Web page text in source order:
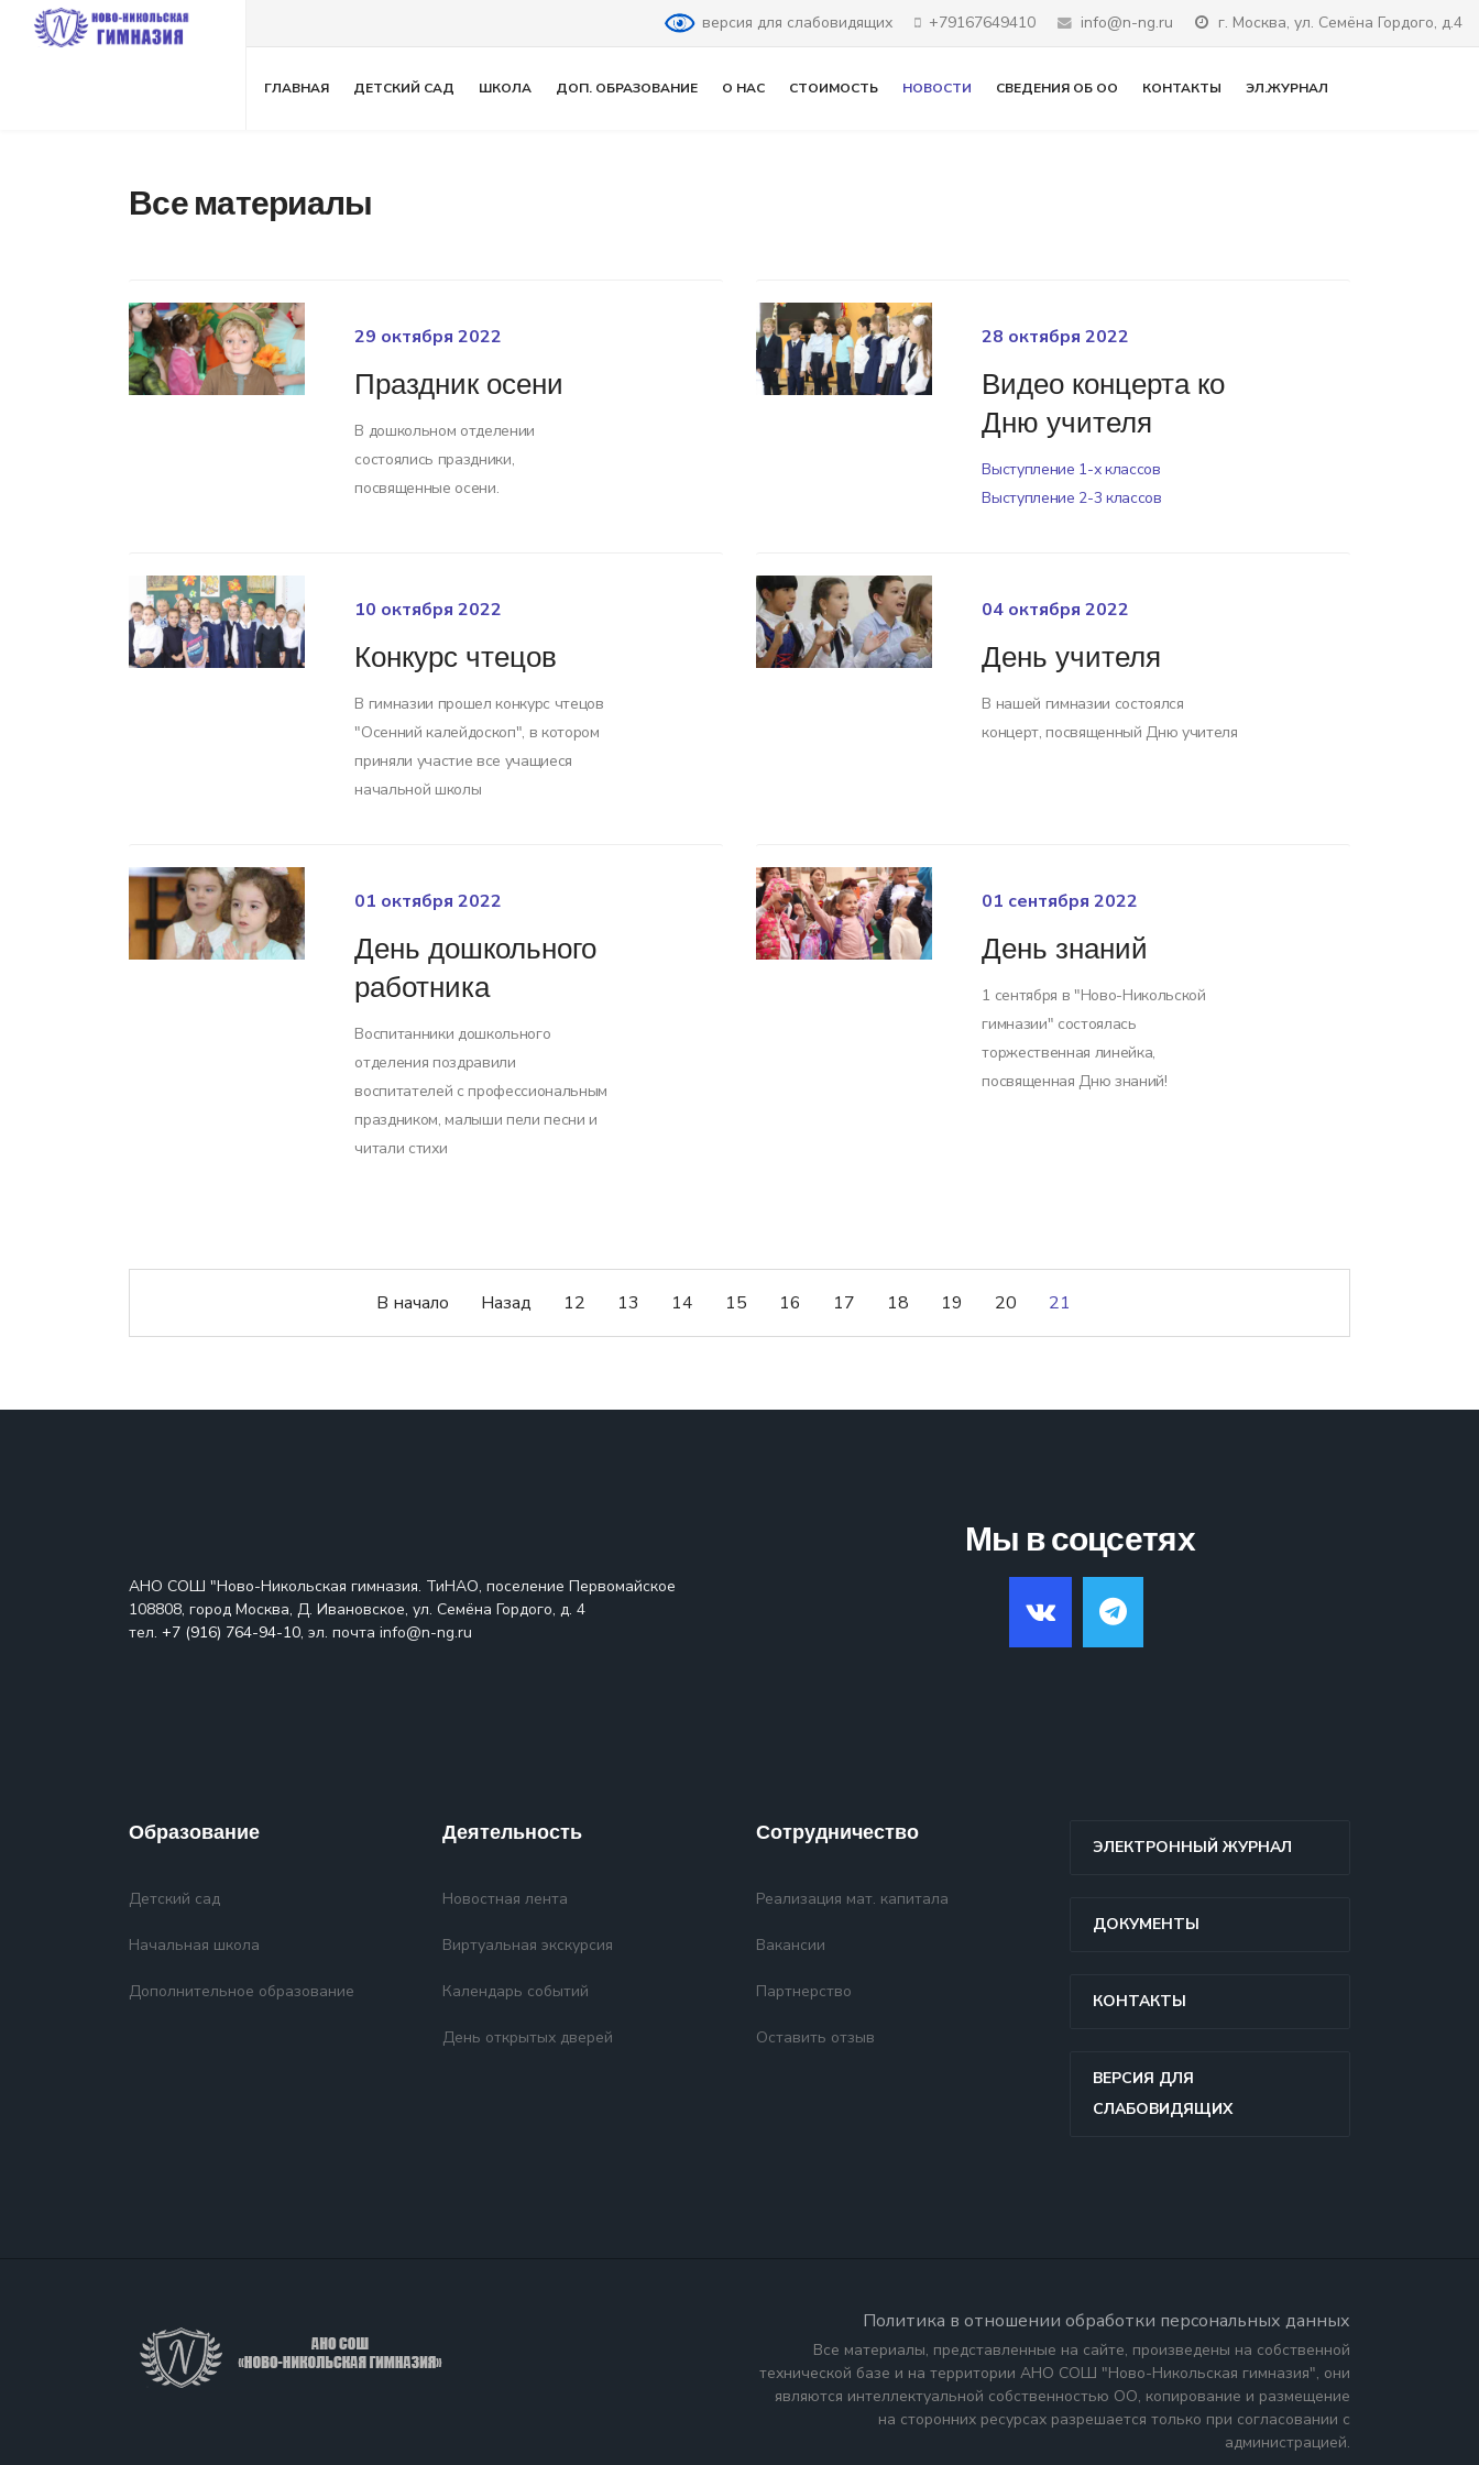
версия для слабовидящих +79167649410 info@n-ng.ru г. Москва, ул. Cемёна Гордого, д.4
ГЛАВНАЯ ДЕТСКИЙ САД ШКОЛА ДОП. ОБРАЗОВАНИЕ О НАС СТОИМОСТЬ НОВОСТИ СВЕДЕНИЯ ОБ ОО КОНТАКТЫ ЭЛ.ЖУРНАЛ
Все материалы
29 октября 2022
Праздник осени
В дошкольном отделении
состоялись праздники,
посвященные осени.
28 октября 2022
Видео концерта ко
Дню учителя
Выступление 1-х классов
Выступление 2-3 классов
10 октября 2022
Конкурс чтецов
В гимназии прошел конкурс чтецов
"Осенний калейдоскоп", в котором
приняли участие все учащиеся
начальной школы
04 октября 2022
День учителя
В нашей гимназии состоялся
концерт, посвященный Дню учителя
01 октября 2022
День дошкольного
работника
Воспитанники дошкольного
отделения поздравили
воспитателей с профессиональным
праздником, малыши пели песни и
читали стихи
01 сентября 2022
День знаний
1 сентября в "Ново-Никольской
гимназии" состоялась
торжественная линейка,
посвященная Дню знаний!
В начало Назад 12 13 14 15 16 17 18 19 20 21
АНО СОШ "Ново-Никольская гимназия. ТиНАО, поселение Первомайское
108808, город Москва, Д. Ивановское, ул. Семёна Гордого, д. 4
тел. +7 (916) 764-94-10, эл. почта info@n-ng.ru
Мы в соцсетях
Образование
Детский сад
Начальная школа
Дополнительное образование
Деятельность
Новостная лента
Виртуальная экскурсия
Календарь событий
День открытых дверей
Сотрудничество
Реализация мат. капитала
Вакансии
Партнерство
Оставить отзыв
ЭЛЕКТРОННЫЙ ЖУРНАЛ
ДОКУМЕНТЫ
КОНТАКТЫ
ВЕРСИЯ ДЛЯ
СЛАБОВИДЯЩИХ
Политика в отношении обработки персональных данных
Все материалы, представленные на сайте, произведены на собственной
технической базе и на территории АНО СОШ "Ново-Никольская гимназия", они
являются интеллектуальной собственностью ОО, копирование и размещение
на сторонних ресурсах разрешается только при согласовании с
администрацией.